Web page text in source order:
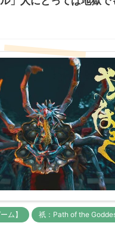
ム】 祇：Path of the